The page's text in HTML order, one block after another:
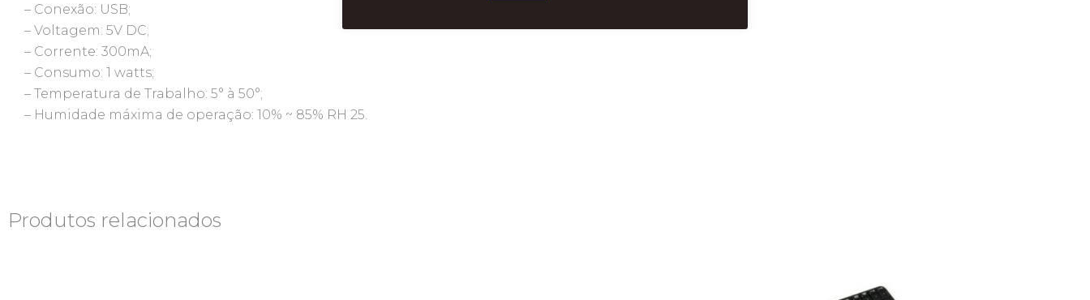
– Conexão: USB;
– Voltagem: 5V DC;
– Corrente: 300mA;
– Consumo: 1 watts;
– Temperatura de Trabalho: 5° à 50°;
– Humidade máxima de operação: 10% ~ 85% RH 25.
Produtos relacionados